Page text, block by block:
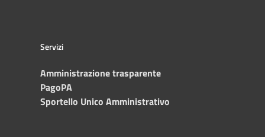
Servizi
Amministrazione trasparente
PagoPA
Sportello Unico Amministrativo